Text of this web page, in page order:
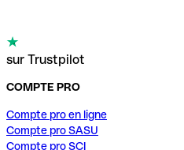
sur Trustpilot
COMPTE PRO
Compte pro en ligne
Compte pro SASU
Compte pro SCI